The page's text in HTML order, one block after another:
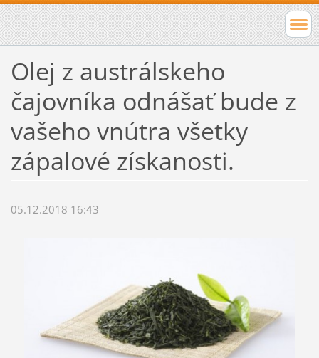
Olej z austrálskeho
čajovníka odnášať bude z
vašeho vnútra všetky
zápalové získanosti.
05.12.2018 16:43